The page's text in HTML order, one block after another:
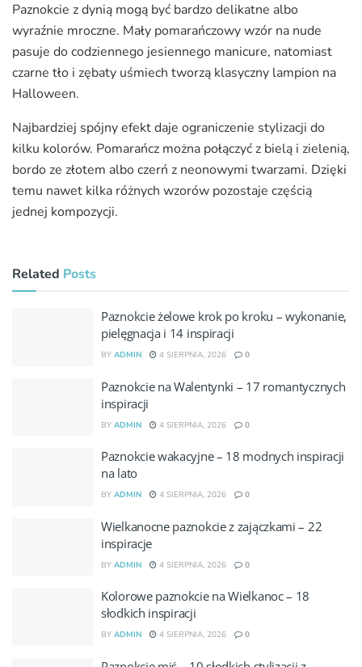
Paznokcie z dynią mogą być bardzo delikatne albo
wyraźnie mroczne. Mały pomarańczowy wzór na nude
pasuje do codziennego jesiennego manicure, natomiast
czarne tło i zębaty uśmiech tworzą klasyczny lampion na
Halloween.
Najbardziej spójny efekt daje ograniczenie stylizacji do
kilku kolorów. Pomarańcz można połączyć z bielą i zielenią,
bordo ze złotem albo czerń z neonowymi twarzami. Dzięki
temu nawet kilka różnych wzorów pozostaje częścią
jednej kompozycji.
Related Posts
Paznokcie żelowe krok po kroku – wykonanie,
pielęgnacja i 14 inspiracji
BY ADMIN 4 SIERPNIA, 2026 0
Paznokcie na Walentynki – 17 romantycznych
inspiracji
BY ADMIN 4 SIERPNIA, 2026 0
Paznokcie wakacyjne – 18 modnych inspiracji
na lato
BY ADMIN 4 SIERPNIA, 2026 0
Wielkanocne paznokcie z zajączkami – 22
inspiracje
BY ADMIN 4 SIERPNIA, 2026 0
Kolorowe paznokcie na Wielkanoc – 18
słodkich inspiracji
BY ADMIN 4 SIERPNIA, 2026 0